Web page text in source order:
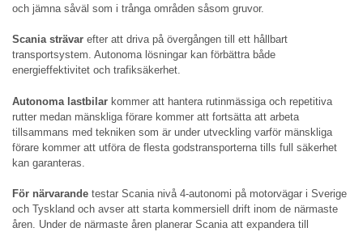
och jämna såväl som i trånga områden såsom gruvor.
Scania strävar efter att driva på övergången till ett hållbart
transportsystem. Autonoma lösningar kan förbättra både
energieffektivitet och trafiksäkerhet.
Autonoma lastbilar kommer att hantera rutinmässiga och repetitiva
rutter medan mänskliga förare kommer att fortsätta att arbeta
tillsammans med tekniken som är under utveckling varför mänskliga
förare kommer att utföra de flesta godstransporterna tills full säkerhet
kan garanteras.
För närvarande testar Scania nivå 4-autonomi på motorvägar i Sverige
och Tyskland och avser att starta kommersiell drift inom de närmaste
åren. Under de närmaste åren planerar Scania att expandera till